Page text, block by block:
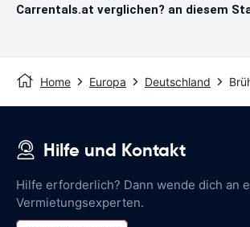
Carrentals.at verglichen? an diesem
Home Europa Deutschland
Hilfe und Kontakt
Hilfe erforderlich? Dann wende dich an
Vermietungsexperten.